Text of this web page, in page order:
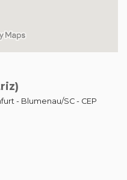
- Blumenau/SC - CEP